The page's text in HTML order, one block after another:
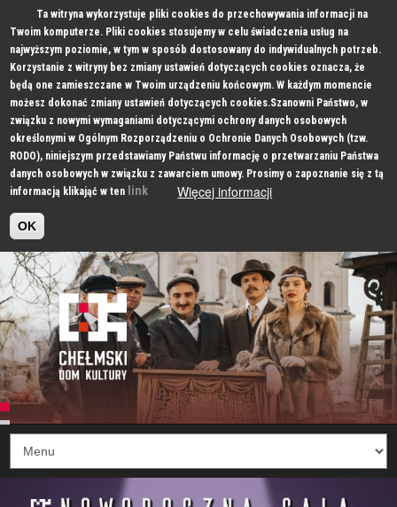
Ta witryna wykorzystuje pliki cookies do przechowywania informacji na
Twoim komputerze. Pliki cookies stosujemy w celu świadczenia usług na
najwyższym poziomie, w tym w sposób dostosowany do indywidualnych potrzeb.
Korzystanie z witryny bez zmiany ustawień dotyczących cookies oznacza, że
będą one zamieszczane w Twoim urządzeniu końcowym. W każdym momencie
możesz dokonać zmiany ustawień dotyczących cookies.Szanowni Państwo, w
związku z nowymi wymaganiami dotyczącymi ochrony danych osobowych
określonymi w Ogólnym Rozporządzeniu o Ochronie Danych Osobowych (tzw.
RODO), niniejszym przedstawiamy Państwu informację o przetwarzaniu Państwa
danych osobowych w związku z zawarciem umowy. Prosimy o zapoznanie się z tą
informacją klikająć w ten link Więcej informacji
OK